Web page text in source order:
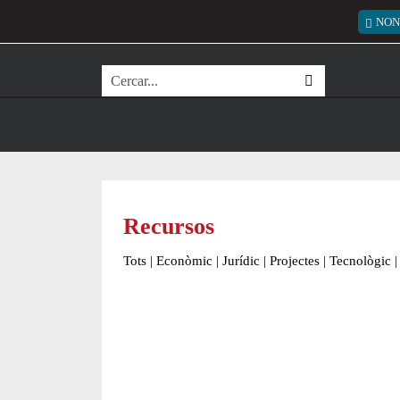
Cerca
Recursos
Tots | Econòmic | Jurídic | Projectes | Tecnològic |